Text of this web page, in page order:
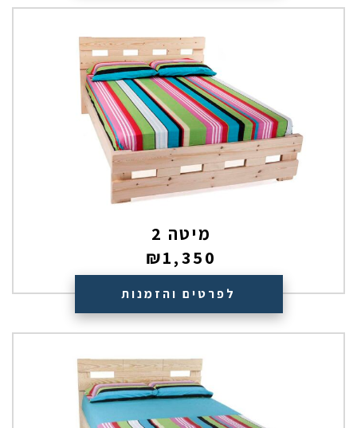
מיטה 2
₪1,350
לפרטים והזמנות